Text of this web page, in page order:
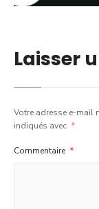
Laisser
Votre adresse e-mail
indiqués avec *
Commentaire *